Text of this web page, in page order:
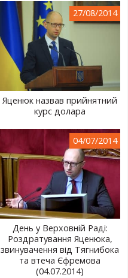
27/08/2014
Яценюк назвав прийнятний
курс долара
04/07/2014
День у Верховній Раді:
Роздратування Яценюка,
звинувачення від Тягнибока
та втеча Єфремова
(04.07.2014)